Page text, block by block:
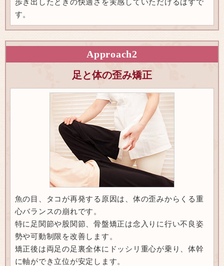
歩き出したときの快適さを実感していただけるはずで
す。
Approach2
足と体の歪み矯正
魚の目、タコが再発する原因は、体の歪みからくる重
心バランスの崩れです。
特に足関節や股関節、骨盤矯正は念入りに行い不良姿
勢や可動制限を改善します。
矯正後は両足の足裏全体にドッシリ重心が乗り、体幹
に軸ができ立位が安定します。